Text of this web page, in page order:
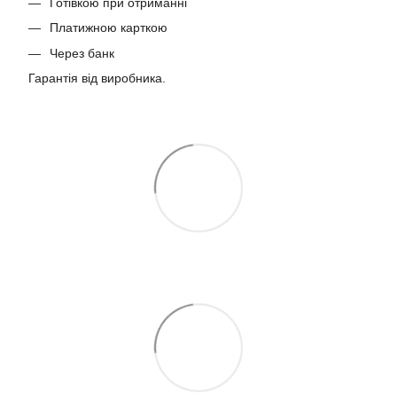
Платижною карткою
Через банк
Гарантія від виробника.